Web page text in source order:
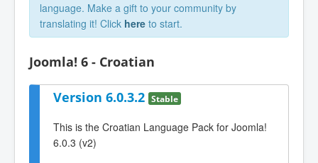
language. Make a gift to your community by
translating it! Click here to start.
Joomla! 6 - Croatian
Version 6.0.3.2 Stable
This is the Croatian Language Pack for Joomla!
6.0.3 (v2)